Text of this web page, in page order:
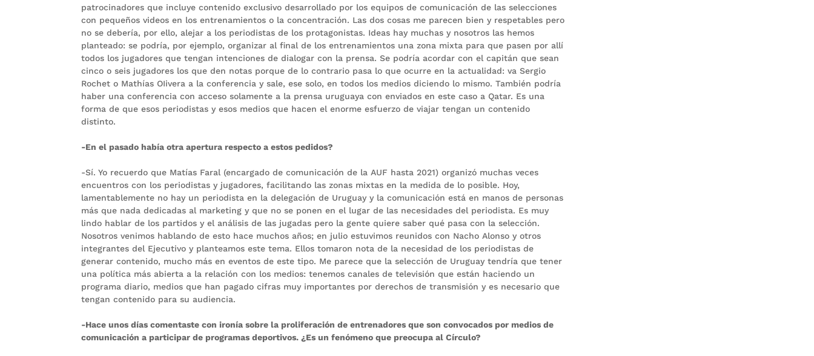
patrocinadores que incluye contenido exclusivo desarrollado por los equipos de comunicación de las selecciones
con pequeños videos en los entrenamientos o la concentración. Las dos cosas me parecen bien y respetables pero
no se debería, por ello, alejar a los periodistas de los protagonistas. Ideas hay muchas y nosotros las hemos
planteado: se podría, por ejemplo, organizar al final de los entrenamientos una zona mixta para que pasen por allí
todos los jugadores que tengan intenciones de dialogar con la prensa. Se podría acordar con el capitán que sean
cinco o seis jugadores los que den notas porque de lo contrario pasa lo que ocurre en la actualidad: va Sergio
Rochet o Mathías OIivera a la conferencia y sale, ese solo, en todos los medios diciendo lo mismo. También podría
haber una conferencia con acceso solamente a la prensa uruguaya con enviados en este caso a Qatar. Es una
forma de que esos periodistas y esos medios que hacen el enorme esfuerzo de viajar tengan un contenido
distinto.
-En el pasado había otra apertura respecto a estos pedidos?
-Sí. Yo recuerdo que Matías Faral (encargado de comunicación de la AUF hasta 2021) organizó muchas veces
encuentros con los periodistas y jugadores, facilitando las zonas mixtas en la medida de lo posible. Hoy,
lamentablemente no hay un periodista en la delegación de Uruguay y la comunicación está en manos de personas
más que nada dedicadas al marketing y que no se ponen en el lugar de las necesidades del periodista. Es muy
lindo hablar de los partidos y el análisis de las jugadas pero la gente quiere saber qué pasa con la selección.
Nosotros venimos hablando de esto hace muchos años; en julio estuvimos reunidos con Nacho Alonso y otros
integrantes del Ejecutivo y planteamos este tema. Ellos tomaron nota de la necesidad de los periodistas de
generar contenido, mucho más en eventos de este tipo. Me parece que la selección de Uruguay tendría que tener
una política más abierta a la relación con los medios: tenemos canales de televisión que están haciendo un
programa diario, medios que han pagado cifras muy importantes por derechos de transmisión y es necesario que
tengan contenido para su audiencia.
-Hace unos días comentaste con ironía sobre la proliferación de entrenadores que son convocados por medios de
comunicación a participar de programas deportivos. ¿Es un fenómeno que preocupa al Círculo?